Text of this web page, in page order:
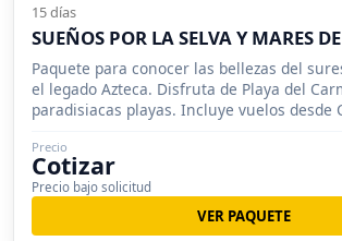
15 días
SUEÑOS POR LA SELVA Y MARES
Paquete para conocer las bellezas del
el legado Azteca. Disfruta de Playa del
paradisiacas playas. Incluye vuelos desde
Precio
Cotizar
Precio bajo solicitud
VER PAQUETE